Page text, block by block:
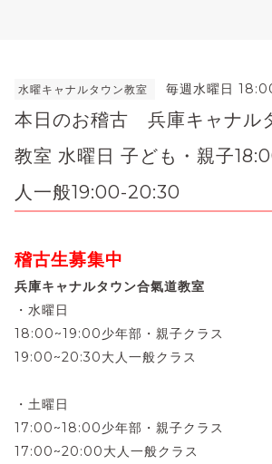
水曜キャナルタウン教室 毎週水曜日
本日のお稽古 兵庫キャナル
教室 水曜日 子ども・親子
人一般19:00-20:30
稽古生募集中
兵庫キャナルタウン合氣道教室
・水曜日
18:00~19:00少年部・親子クラス
19:00~20:30大人一般クラス
・土曜日
17:00~18:00少年部・親子クラス
17:00~20:00大人一般クラス